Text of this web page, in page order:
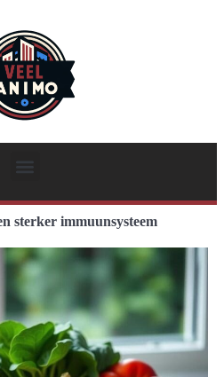
sterker immuunsysteem